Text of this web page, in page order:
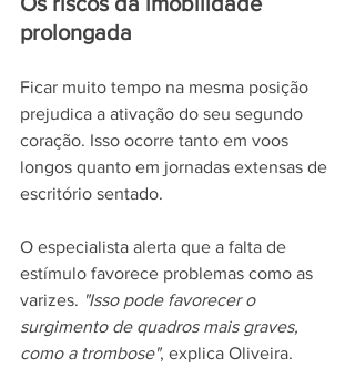
prolongada
Ficar muito tempo na mesma posição
prejudica a ativação do seu segundo
coração. Isso ocorre tanto em voos
longos quanto em jornadas extensas de
escritório sentado.
O especialista alerta que a falta de
estímulo favorece problemas como as
varizes. "Isso pode favorecer o
surgimento de quadros mais graves,
como a trombose", explica Oliveira.